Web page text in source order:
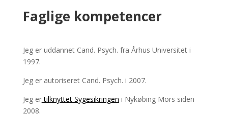
Faglige kompetencer
Jeg er uddannet Cand. Psych. fra Århus Universitet i
1997.
Jeg er autoriseret Cand. Psych. i 2007.
Jeg ertilknyttet Sygesikringen i Nykøbing Mors siden
2008.